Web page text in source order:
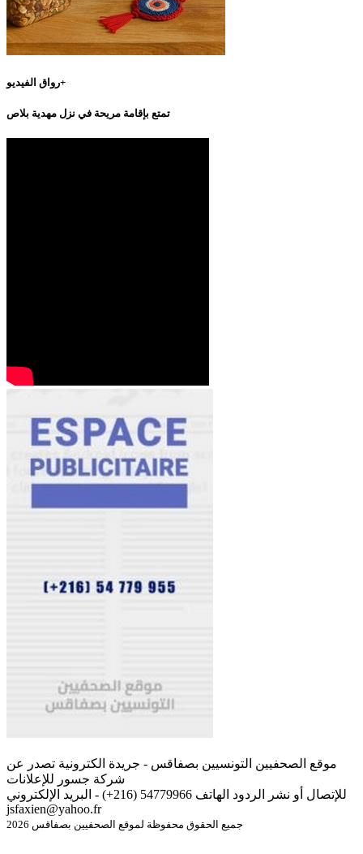
رواق الفيديو+
تمتع بإقامة مريحة في نزل مهدية بلاص
موقع الصحفيين التونسيين بصفاقس - جريدة الكترونية تصدر عن
شركة جسور للإعلانات
للإتصال أو نشر الردود الهاتف 54779966 (216+) - البريد الإلكتروني
jsfaxien@yahoo.fr
جميع الحقوق محفوظة لموقع الصحفيين بصفاقس 2026